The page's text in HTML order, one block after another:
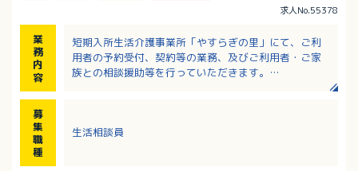
求人No.55378
業
務
内
容
短期入所生活介護事業所「やすらぎの里」にて、ご利
用者の予約受付、契約等の業務、及びご利用者・ご家
族との相談援助等を行っていただきます。
介護職としての実務経験がある方には、とてもやりが
募
集
職
種
生活相談員